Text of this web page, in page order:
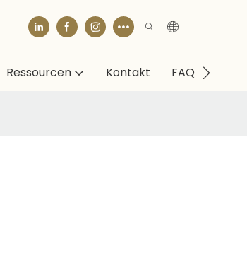
Ressourcen Kontakt FAQ